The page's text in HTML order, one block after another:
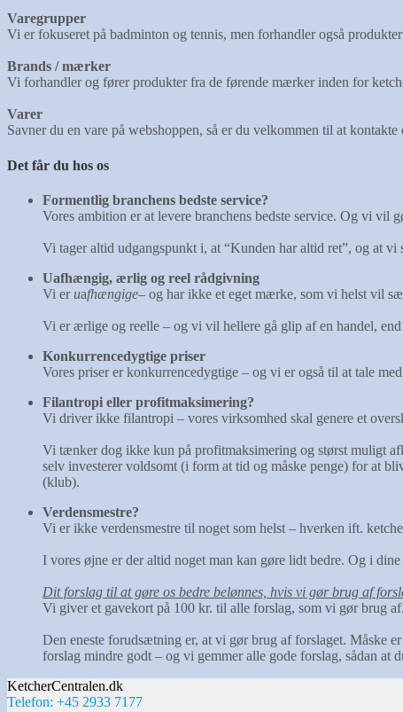
Varegrupper
Vi er fokuseret på badminton og tennis, men forhandler også
Brands / mærker
Vi forhandler og fører produkter fra de førende mærker inden for
Varer
Savner du en vare på webshoppen, så er du velkommen til at
Det får du hos os
Formentlig branchens bedste service?
Vores ambition er at levere branchens bedste service. Og vi vil
Vi tager altid udgangspunkt i, at “Kunden har altid ret”, og at
Uafhængig, ærlig og reel rådgivning
Vi eruafhængige– og har ikke et eget mærke, som vi helst vil
Vi er ærlige og reelle – og vi vil hellere gå glip af en handel, end
Konkurrencedygtige priser
Vores priser er konkurrencedygtige – og vi er også til at tale
Filantropi eller profitmaksimering?
Vi driver ikke filantropi – vores virksomhed skal genere et
Vi tænker dog ikke kun på profitmaksimering og størst muligt
selv investerer voldsomt (i form at tid og måske penge) for at
(klub).
Verdensmestre?
Vi er ikke verdensmestre til noget som helst – hverken ift.
I vores øjne er der altid noget man kan gøre lidt bedre. Og i
Dit forslag til at gøre os bedre belønnes, hvis vi gør brug af
Vi giver et gavekort på 100 kr. til alle forslag, som vi gør brug
Den eneste forudsætning er, at vi gør brug af forslaget. Måske
forslag mindre godt – og vi gemmer alle gode forslag, sådan at
KetcherCentralen.dk
Telefon: +45 2933 7177